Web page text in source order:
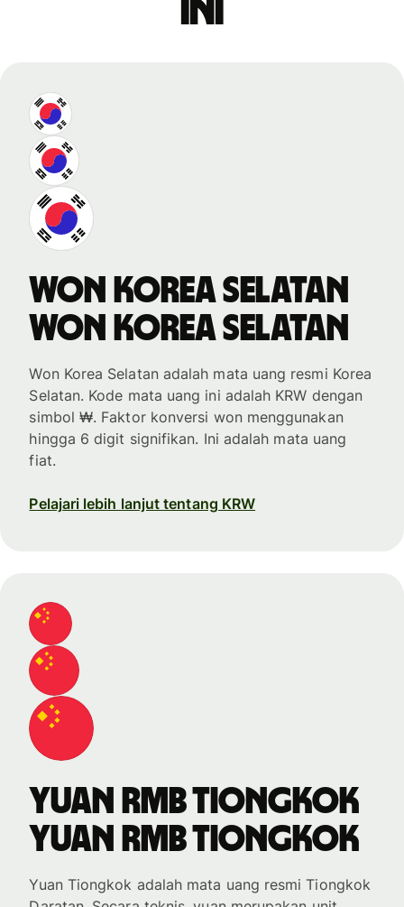
ini
won Korea Selatan
won Korea Selatan
Won Korea Selatan adalah mata uang resmi Korea
Selatan. Kode mata uang ini adalah KRW dengan
simbol ₩. Faktor konversi won menggunakan
hingga 6 digit signifikan. Ini adalah mata uang
fiat.
Pelajari lebih lanjut tentang KRW
yuan rmb Tiongkok
yuan rmb Tiongkok
Yuan Tiongkok adalah mata uang resmi Tiongkok